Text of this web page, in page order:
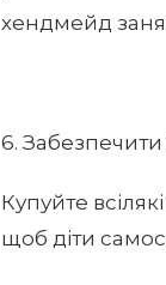
хендмейд
6.
Купуйте
щоб діти